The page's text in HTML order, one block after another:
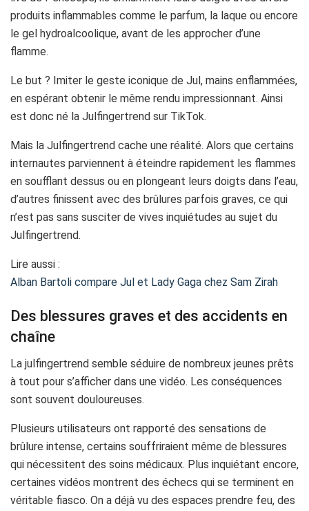
produits inflammables comme le parfum, la laque ou encore
le gel hydroalcoolique, avant de les approcher d’une
flamme.
Le but ? Imiter le geste iconique de Jul, mains enflammées,
en espérant obtenir le même rendu impressionnant. Ainsi
est donc né la Julfingertrend sur TikTok.
Mais la Julfingertrend cache une réalité. Alors que certains
internautes parviennent à éteindre rapidement les flammes
en soufflant dessus ou en plongeant leurs doigts dans l’eau,
d’autres finissent avec des brûlures parfois graves, ce qui
n’est pas sans susciter de vives inquiétudes au sujet du
Julfingertrend.
Lire aussi :
Alban Bartoli compare Jul et Lady Gaga chez Sam Zirah
Des blessures graves et des accidents en
chaîne
La julfingertrend semble séduire de nombreux jeunes prêts
à tout pour s’afficher dans une vidéo. Les conséquences
sont souvent douloureuses.
Plusieurs utilisateurs ont rapporté des sensations de
brûlure intense, certains souffriraient même de blessures
qui nécessitent des soins médicaux. Plus inquiétant encore,
certaines vidéos montrent des échecs qui se terminent en
véritable fiasco. On a déjà vu des espaces prendre feu, des